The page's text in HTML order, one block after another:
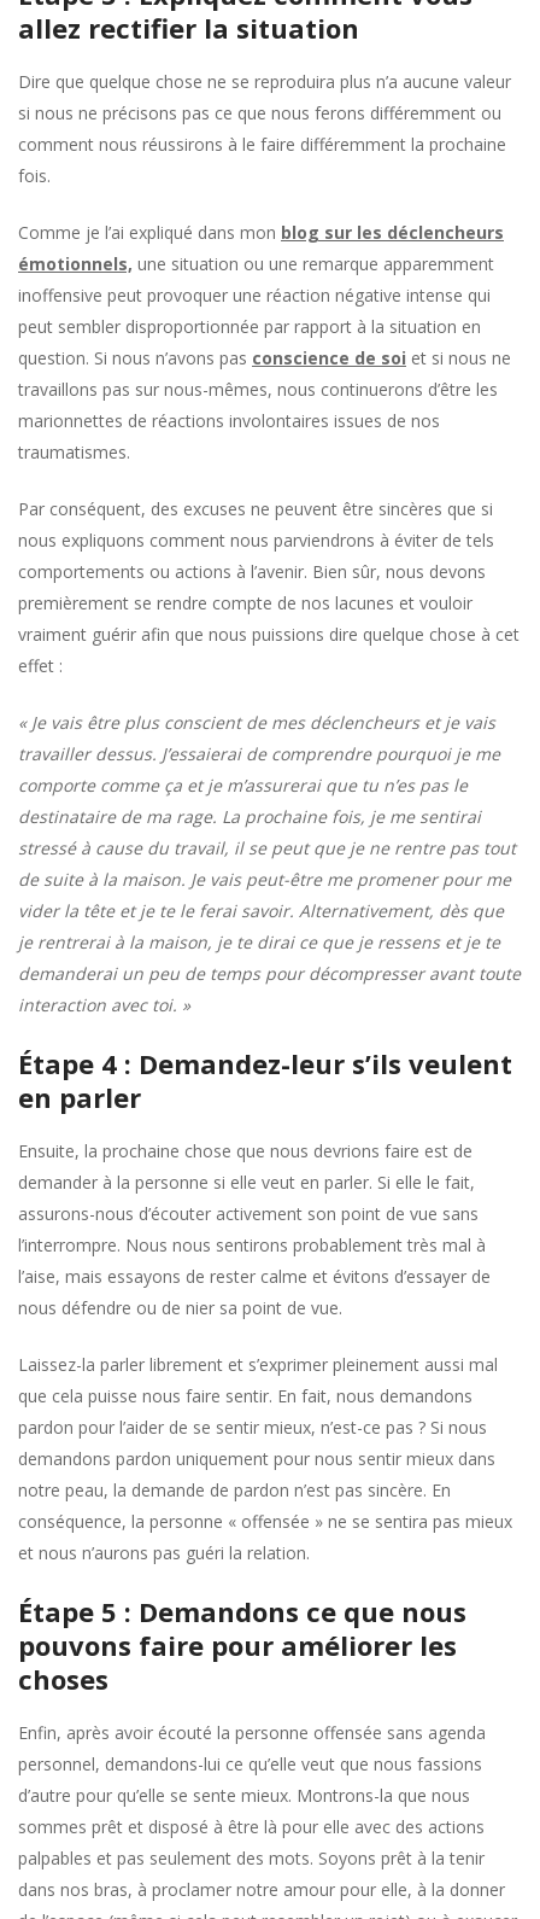
allez rectifier la situation
Dire que quelque chose ne se reproduira plus n’a aucune valeur
si nous ne précisons pas ce que nous ferons différemment ou
comment nous réussirons à le faire différemment la prochaine
fois.
Comme je l’ai expliqué dans mon blog sur les déclencheurs
émotionnels, une situation ou une remarque apparemment
inoffensive peut provoquer une réaction négative intense qui
peut sembler disproportionnée par rapport à la situation en
question. Si nous n’avons pas conscience de soi et si nous ne
travaillons pas sur nous-mêmes, nous continuerons d’être les
marionnettes de réactions involontaires issues de nos
traumatismes.
Par conséquent, des excuses ne peuvent être sincères que si
nous expliquons comment nous parviendrons à éviter de tels
comportements ou actions à l’avenir. Bien sûr, nous devons
premièrement se rendre compte de nos lacunes et vouloir
vraiment guérir afin que nous puissions dire quelque chose à cet
effet :
« Je vais être plus conscient de mes déclencheurs et je vais
travailler dessus. J’essaierai de comprendre pourquoi je me
comporte comme ça et je m’assurerai que tu n’es pas le
destinataire de ma rage. La prochaine fois, je me sentirai
stressé à cause du travail, il se peut que je ne rentre pas tout
de suite à la maison. Je vais peut-être me promener pour me
vider la tête et je te le ferai savoir. Alternativement, dès que
je rentrerai à la maison, je te dirai ce que je ressens et je te
demanderai un peu de temps pour décompresser avant toute
interaction avec toi. »
Étape 4 : Demandez-leur s’ils veulent
en parler
Ensuite, la prochaine chose que nous devrions faire est de
demander à la personne si elle veut en parler. Si elle le fait,
assurons-nous d’écouter activement son point de vue sans
l’interrompre. Nous nous sentirons probablement très mal à
l’aise, mais essayons de rester calme et évitons d’essayer de
nous défendre ou de nier sa point de vue.
Laissez-la parler librement et s’exprimer pleinement aussi mal
que cela puisse nous faire sentir. En fait, nous demandons
pardon pour l’aider de se sentir mieux, n’est-ce pas ? Si nous
demandons pardon uniquement pour nous sentir mieux dans
notre peau, la demande de pardon n’est pas sincère. En
conséquence, la personne « offensée » ne se sentira pas mieux
et nous n’aurons pas guéri la relation.
Étape 5 : Demandons ce que nous
pouvons faire pour améliorer les
choses
Enfin, après avoir écouté la personne offensée sans agenda
personnel, demandons-lui ce qu’elle veut que nous fassions
d’autre pour qu’elle se sente mieux. Montrons-la que nous
sommes prêt et disposé à être là pour elle avec des actions
palpables et pas seulement des mots. Soyons prêt à la tenir
dans nos bras, à proclamer notre amour pour elle, à la donner